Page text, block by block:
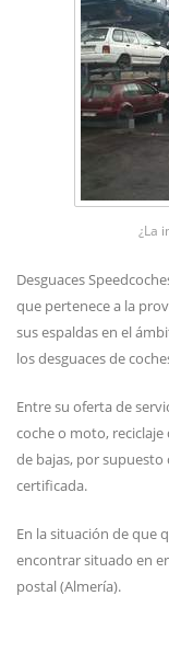
¿La
Desguaces
que pertenece a la
sus espaldas en el
los desguaces de
Entre su oferta de
coche o moto,
de bajas, por
certificada.
En la situación de que
encontrar situado en
postal (Almería).